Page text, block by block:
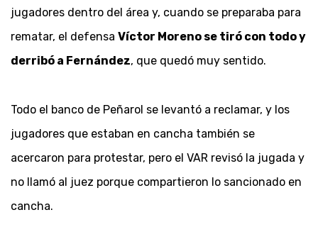
jugadores dentro del área y, cuando se preparaba para
rematar, el defensa Víctor Moreno se tiró con todo y
derribó a Fernández, que quedó muy sentido.
Todo el banco de Peñarol se levantó a reclamar, y los
jugadores que estaban en cancha también se
acercaron para protestar, pero el VAR revisó la jugada y
no llamó al juez porque compartieron lo sancionado en
cancha.